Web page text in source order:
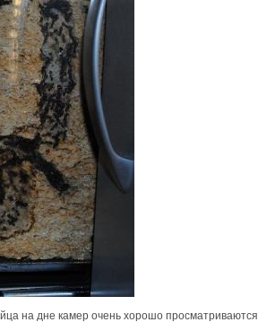
на дне камер очень хорошо просматриваются.